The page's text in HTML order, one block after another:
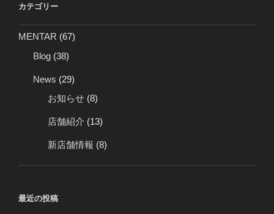
カテゴリー
MENTAR (67)
Blog (38)
News (29)
お知らせ (8)
店舗紹介 (13)
新店舗情報 (8)
最近の投稿